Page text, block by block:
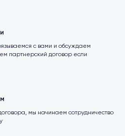
с вами и обсуждаем
партнерский договор если
мы начинаем сотрудничество